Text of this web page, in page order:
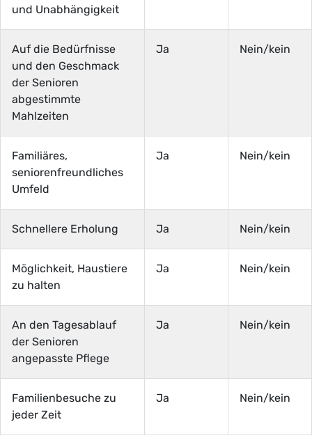
und Unabhängigkeit
Auf die Bedürfnisse
und den Geschmack
der Senioren
abgestimmte
Mahlzeiten
Ja Nein/kein
Familiäres,
seniorenfreundliches
Umfeld
Ja Nein/kein
Schnellere Erholung Ja Nein/kein
Möglichkeit, Haustiere
zu halten
Ja Nein/kein
An den Tagesablauf
der Senioren
angepasste Pflege
Ja Nein/kein
Familienbesuche zu
jeder Zeit
Ja Nein/kein